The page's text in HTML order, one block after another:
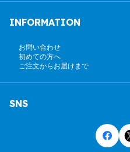
INFORMATION
お問い合わせ
初めての方へ
ご注文からお届けまで
SNS